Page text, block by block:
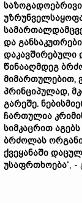
და
დაკავშირებული
წინააღმდეგ
მიმართულებით,
პრინციპულად,
გარეშე.
ჩართულია
სიმკაცრით
ბრძოლას
ქვეყანაში
უსაფრთხოება“, -